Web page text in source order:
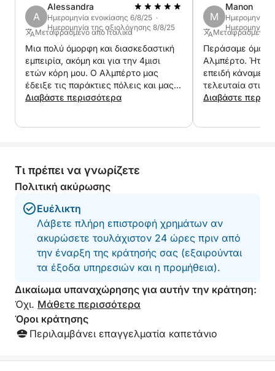
σας μουσική, κάνοντας την εμπειρία ακόμα πιο
ευχάριστη.
Μια τέλεια εκδρομή για όσους αναζητούν
χαλάρωση, φύση και ομορφιά στη λίμνη Γκάρντα,
ακόμα και σε σύντομο χρονικό διάστημα.
A
Alessandra
Ημερομηνία ενοικίασης 6/8/25 ·
Ημερομηνία της αξιολόγησης 8/8/25
Μεταφρασμένο από Ιταλικά
Μια πολύ όμορφη και διασκεδαστική
εμπειρία, ακόμη και για την 4μισι
ετών κόρη μου. Ο Αλμπέρτο μας
έδειξε τις παράκτιες πόλεις και μας
εξήγησε μερικά τοπικά αξιοσημείωτα
Διαβάστε περισσότερα
M
Manon
Ημερομηνία
Ημερομηνία
Μεταφρασμένο
Περάσαμε
Αλμπέρτο. Ήταν
επειδή κάναμε
τελευταία
Διαβάστε
Τι πρέπει να γνωρίζετε
Πολιτική ακύρωσης
Ευέλικτη
Λάβετε πλήρη επιστροφή χρημάτων αν
ακυρώσετε τουλάχιστον 24 ώρες πριν από
την έναρξη της κράτησής σας (εξαιρούνται
τα έξοδα υπηρεσιών και η προμήθεια).
Δικαίωμα υπαναχώρησης για αυτήν την κράτηση:
Όχι. Μάθετε περισσότερα
Όροι κράτησης
Περιλαμβάνει επαγγελματία καπετάνιο